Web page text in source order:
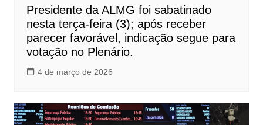
Presidente da ALMG foi sabatinado
nesta terça-feira (3); após receber
parecer favorável, indicação segue para
votação no Plenário.
4 de março de 2026